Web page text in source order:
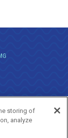
storing of
analyze